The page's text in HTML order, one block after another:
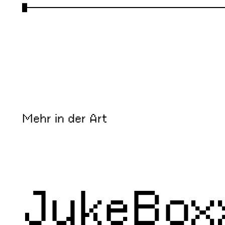
←
Mehr in der Art